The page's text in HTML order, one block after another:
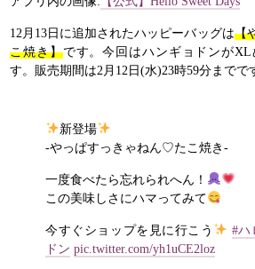
12月13日に追加されたハッピーバッグは【
こ焼き】です。今回はハンギョドンがXL
す。販売期間は2月12日(水)23時59分までで
新登場
-やっぱすっきゃねん♡たこ焼き-
一度食べたら忘れられへん！
この美味しさにハマってみて
今すぐショップを見に行こう #ハ
ドン pic.twitter.com/yh1uCE2loz